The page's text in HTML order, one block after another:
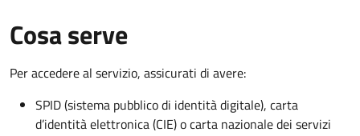
Cosa serve
Per accedere al servizio, assicurati di avere:
SPID (sistema pubblico di identità digitale), carta
d’identità elettronica (CIE) o carta nazionale dei servizi